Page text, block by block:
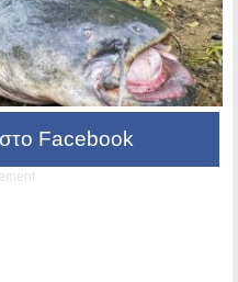
Facebook